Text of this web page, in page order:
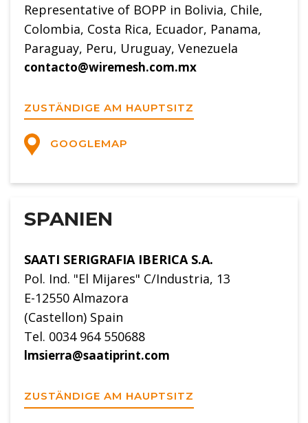
Representative of BOPP in Bolivia, Chile,
Colombia, Costa Rica, Ecuador, Panama,
Paraguay, Peru, Uruguay, Venezuela
contacto@wiremesh.com.mx
ZUSTÄNDIGE AM HAUPTSITZ
GOOGLEMAP
SPANIEN
SAATI SERIGRAFIA IBERICA S.A.
Pol. Ind. "El Mijares" C/Industria, 13
E-12550 Almazora
(Castellon) Spain
Tel. 0034 964 550688
lmsierra@saatiprint.com
ZUSTÄNDIGE AM HAUPTSITZ